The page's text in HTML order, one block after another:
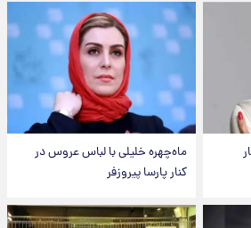
ماه‌چهره خلیلی با لباس عروس در
کنار پارسا پیروزفر